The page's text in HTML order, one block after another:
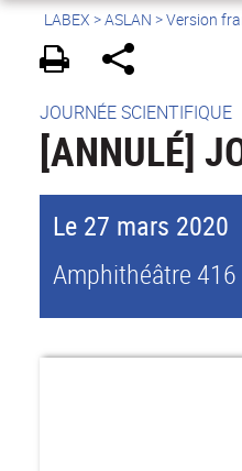
LABEX >ASLAN >Version
JOURNÉE SCIENTIFIQUE
[ANNULÉ]
Le 27 mars 2020
Amphithéâtre